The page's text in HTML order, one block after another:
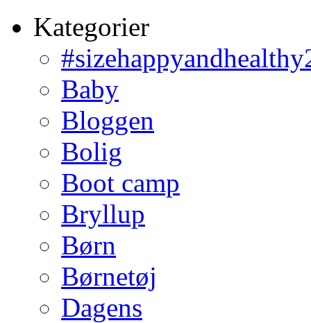
Kategorier
Baby
Bloggen
Bolig
Boot camp
Bryllup
Børn
Børnetøj
Dagens